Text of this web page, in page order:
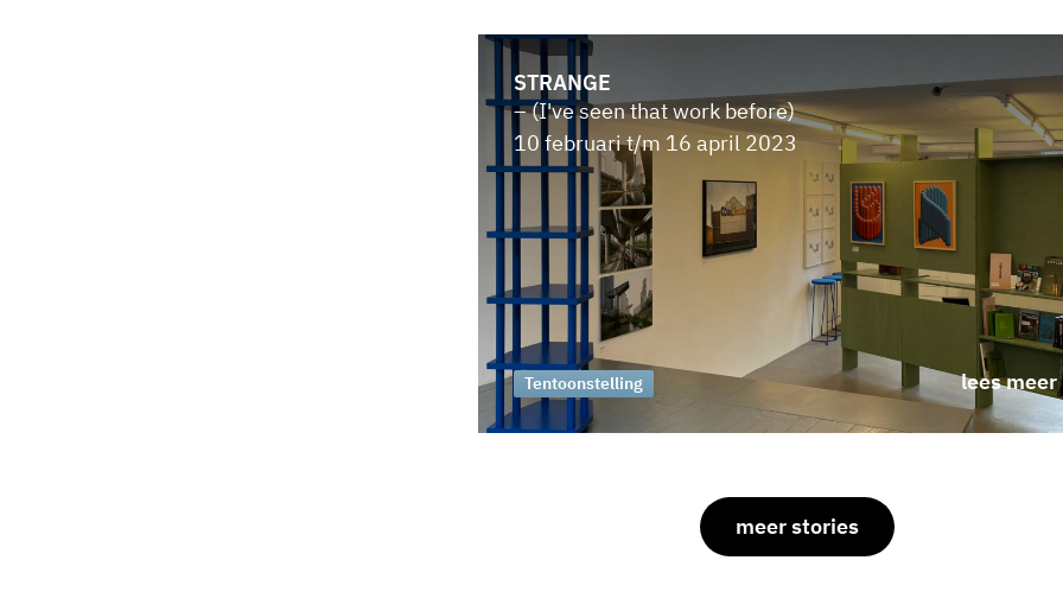
STRANGE
– (I've seen that work before)
10 februari t/m 16 april 2023
lees meer
Tentoonstelling
meer stories